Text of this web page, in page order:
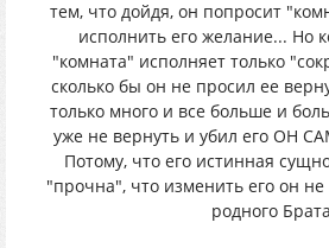
тем, что дойдя, он попросит
исполнить его желание... Но
"комната" исполняет только
сколько бы он не просил ее
только много и все больше и
уже не вернуть и убил его ОН
Потому, что его истинная
"прочна", что изменить его он
родного